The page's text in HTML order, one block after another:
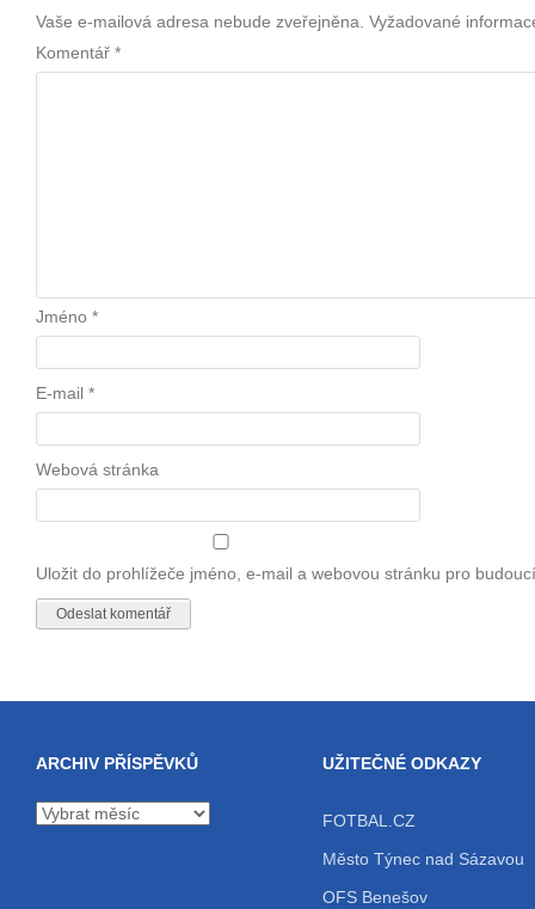
Vaše e-mailová adresa nebude zveřejněna. Vyžadované
Komentář *
Jméno *
E-mail *
Webová stránka
Uložit do prohlížeče jméno, e-mail a webovou stránku pro
ARCHIV PŘÍSPĚVKŮ
Archiv
UŽITEČNÉ ODKAZY
FOTBAL.CZ
Město Týnec nad Sázavou
OFS Benešov